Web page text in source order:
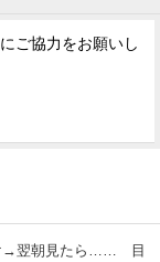
ご協力をお願いし
→翌朝見たら…… 目